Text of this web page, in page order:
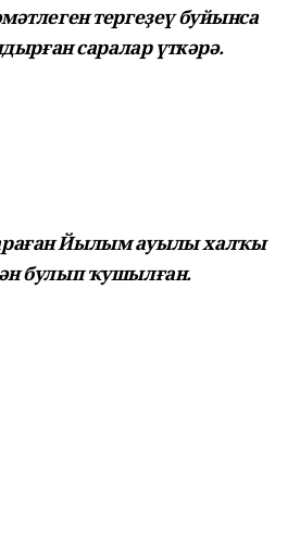
тергеҙеү буйынса
саралар үткәрә.
Йылым ауылы халҡы
булып ҡушылған.